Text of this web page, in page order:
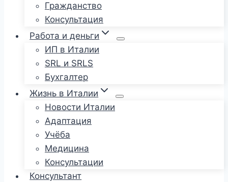
Гражданство
Консультация
Работа и деньги
ИП в Италии
SRL и SRLS
Бухгалтер
Жизнь в Италии
Новости Италии
Адаптация
Учёба
Медицина
Консультации
Консультант